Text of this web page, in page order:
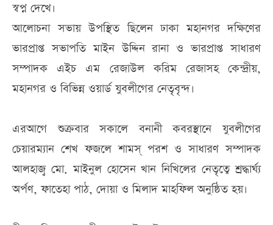
স্বপ্ন দেখে।
আলোচনা সভায় উপস্থিত ছিলেন ঢাকা মহানগর দক্ষিণের
ভারপ্রাপ্ত সভাপতি মাইন উদ্দিন রানা ও ভারপ্রাপ্ত সাধারণ
সম্পাদক এইচ এম রেজাউল করিম রেজাসহ কেন্দ্রীয়,
মহানগর ও বিভিন্ন ওয়ার্ড যুবলীগের নেতৃবৃন্দ।
এরআগে শুক্রবার সকালে বনানী কবরস্থানে যুবলীগের
চেয়ারম্যান শেখ ফজলে শামস্ পরশ ও সাধারণ সম্পাদক
আলহাজ্ব মো. মাইনুল হোসেন খান নিখিলের নেতৃত্বে শ্রদ্ধার্ঘ্য
অর্পণ, ফাতেহা পাঠ, দোয়া ও মিলাদ মাহফিল অনুষ্ঠিত হয়।